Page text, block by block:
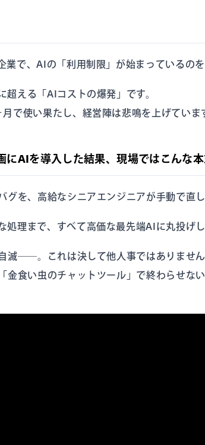
業で、AIの「利用制限」が始まっているの
超える「AIコストの爆発」です。
で使い果たし、経営陣は悲鳴を上げていま
にAIを導入した結果、現場ではこんな本
グを、高給なシニアエンジニアが手動で直
処理まで、すべて高価な最先端AIに丸投げ
滅――。これは決して他人事ではありません
金食い虫のチャットツール」で終わらせな